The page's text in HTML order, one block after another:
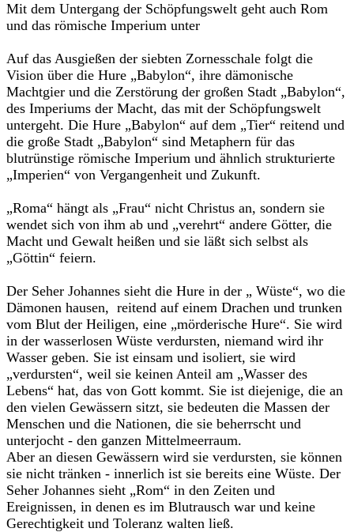
Mit dem Untergang der Schöpfungswelt geht auch Rom
und das römische Imperium unter
Auf das Ausgießen der siebten Zornesschale folgt die
Vision über die Hure „Babylon“, ihre dämonische
Machtgier und die Zerstörung der großen Stadt „Babylon“,
des Imperiums der Macht, das mit der Schöpfungswelt
untergeht. Die Hure „Babylon“ auf dem „Tier“ reitend und
die große Stadt „Babylon“ sind Metaphern für das
blutrünstige römische Imperium und ähnlich strukturierte
„Imperien“ von Vergangenheit und Zukunft.
„Roma“ hängt als „Frau“ nicht Christus an, sondern sie
wendet sich von ihm ab und „verehrt“ andere Götter, die
Macht und Gewalt heißen und sie läßt sich selbst als
„Göttin“ feiern.
Der Seher Johannes sieht die Hure in der „ Wüste“, wo die
Dämonen hausen, reitend auf einem Drachen und trunken
vom Blut der Heiligen, eine „mörderische Hure“. Sie wird
in der wasserlosen Wüste verdursten, niemand wird ihr
Wasser geben. Sie ist einsam und isoliert, sie wird
„verdursten“, weil sie keinen Anteil am „Wasser des
Lebens“ hat, das von Gott kommt. Sie ist diejenige, die an
den vielen Gewässern sitzt, sie bedeuten die Massen der
Menschen und die Nationen, die sie beherrscht und
unterjocht - den ganzen Mittelmeerraum.
Aber an diesen Gewässern wird sie verdursten, sie können
sie nicht tränken - innerlich ist sie bereits eine Wüste. Der
Seher Johannes sieht „Rom“ in den Zeiten und
Ereignissen, in denen es im Blutrausch war und keine
Gerechtigkeit und Toleranz walten ließ.